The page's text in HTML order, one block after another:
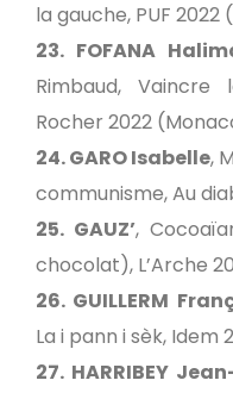
la gauche, PUF 2022
23. FOFANA
Rimbaud, Vaincre
Rocher 2022
24. GARO Isabelle,
communisme, Au
25. GAUZ’,
chocolat), L’Arche
26. GUILLERM
La i pann i sèk,
27. HARRIBEY